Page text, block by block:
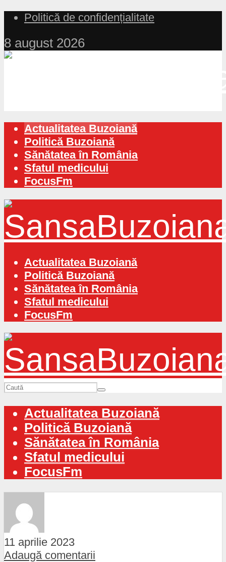
Politică de confidențialitate
8 august 2026
Actualitatea Buzoiană
Politică Buzoiană
Sănătatea în România
Sfatul medicului
FocusFm
Actualitatea Buzoiană
Politică Buzoiană
Sănătatea în România
Sfatul medicului
FocusFm
Actualitatea Buzoiană
Politică Buzoiană
Sănătatea în România
Sfatul medicului
FocusFm
11 aprilie 2023
Adaugă comentarii